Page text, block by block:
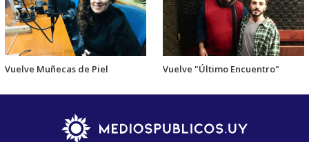
Vuelve Muñecas de Piel Vuelve "Último Encuentro"